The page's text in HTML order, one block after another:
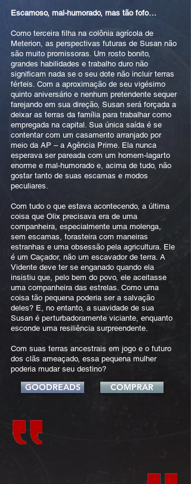
Escamoso, mal-humorado, mas tão fofo…
Como terceira filha na colônia agrícola de
Meterion, as perspectivas futuras de Susan não
são muito promissoras. Um rosto bonito,
grandes habilidades e trabalho duro não
significam nada se o seu dote não incluir terras
férteis. Com a aproximação de seu vigésimo
quinto aniversário e nenhum pretendente sequer
farejando em sua direção, Susan será forçada a
deixar as terras da família para trabalhar como
empregada na capital. Sua única saída é se
contentar com um casamento arranjado por
meio da AP – a Agência Prime. Ela nunca
esperava ser pareada com um homem-lagarto
enorme e mal-humorado e, acima de tudo, não
gostar tanto de suas escamas e modos
peculiares.
Com tudo o que estava acontecendo, a última
coisa que Olix precisava era de uma
companheira, especialmente uma molenga,
sem escamas, forasteira com maneiras
estranhas e uma obsessão pela agricultura. Ele
é um Caçador, não um escavador de terra. A
Vidente deve ter se enganado quando ela
insistiu que, pelo bem do povo, ele aceitasse
uma companheira das estrelas. Como uma
coisa tão pequena poderia ser a salvação
deles? E, no entanto, a suavidade de sua
Susan é perturbadoramente viciante, enquanto
esconde uma resiliência surpreendente.
Com suas terras ancestrais em jogo e o futuro
dos clãs ameaçado, essa pequena mulher
poderia mudar seu destino?
GOODREADS COMPRAR